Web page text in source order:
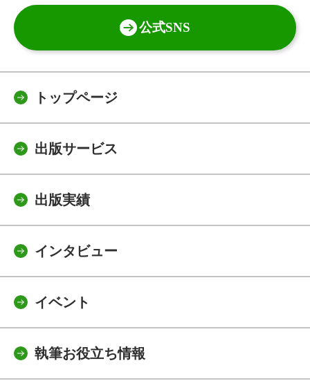
公式SNS
トップページ
出版サービス
出版実績
インタビュー
イベント
執筆お役立ち情報